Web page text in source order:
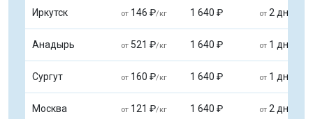
Иркутск от 146 ₽/кг 1 640 ₽ от 2 дней
Анадырь от 521 ₽/кг 1 640 ₽ от 1 дня
Сургут от 160 ₽/кг 1 640 ₽ от 1 дня
Москва от 121 ₽/кг 1 640 ₽ от 2 дней